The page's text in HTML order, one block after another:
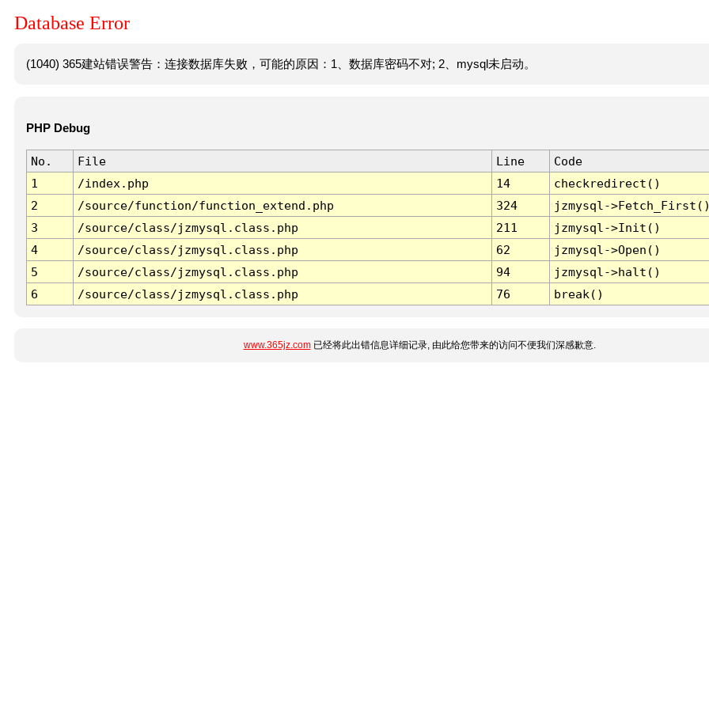
Database Error
(1040) 365建站错误警告：连接数据库失败，可能的原因：1、数据库密码不对; 2、mysql未启动。
PHP Debug
No. File Line
Code
1
/index.php 14
checkredirect()
2
/source/function/function_extend.php 324
jzmysql-
3
/source/class/jzmysql.class.php 211
jzmysql->Init()
4
/source/class/jzmysql.class.php 62
jzmysql->Open()
5
/source/class/jzmysql.class.php 94
jzmysql->halt()
6
/source/class/jzmysql.class.php 76 break()
www.365jz.com已经将此出错信息详细记录, 由此给您带来的访问不便我们深感歉意.